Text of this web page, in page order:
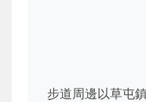
步道周邊以草屯